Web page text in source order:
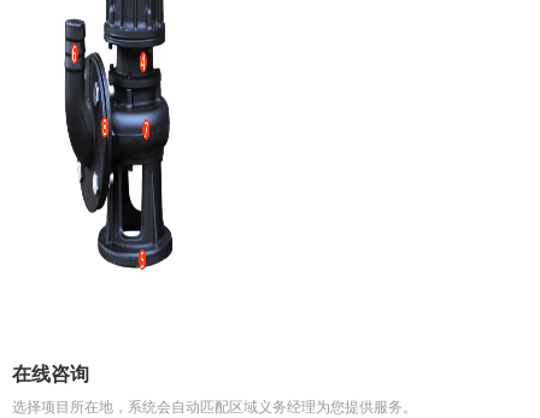
在线咨询
选择项目所在地，系统会自动匹配区域义务经理为您提供服务。